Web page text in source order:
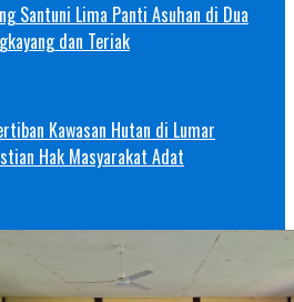
Santuni Lima Panti Asuhan di Dua
dan Teriak
Kawasan Hutan di Lumar
Hak Masyarakat Adat